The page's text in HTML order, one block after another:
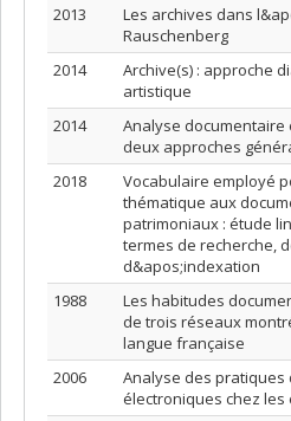
2013
Les archives dans
Rauschenberg
2014
Archive(s) : approche
artistique
2014
Analyse documentaire
deux approches
2018
Vocabulaire employé
thématique aux
patrimoniaux : étude
termes de recherche,
d&apos;indexation
1988
Les habitudes
de trois réseaux
langue française
2006
Analyse des pratiques
électroniques chez